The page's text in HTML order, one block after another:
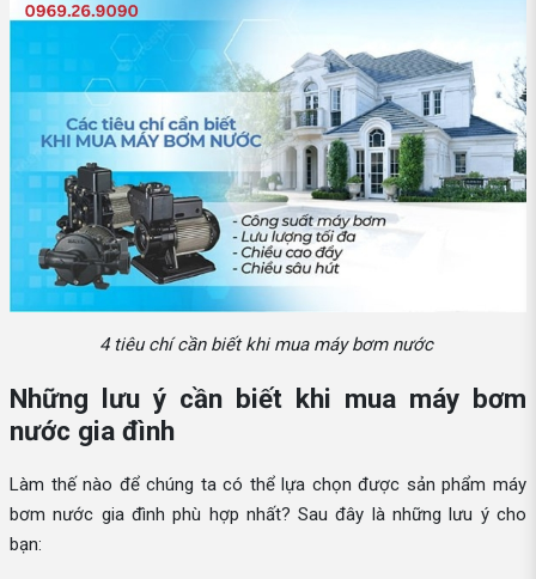
4 tiêu chí cần biết khi mua máy bơm nước
Những lưu ý cần biết khi mua máy bơm
nước gia đình
Làm thế nào để chúng ta có thể lựa chọn được sản phẩm máy
bơm nước gia đình phù hợp nhất? Sau đây là những lưu ý cho
bạn: